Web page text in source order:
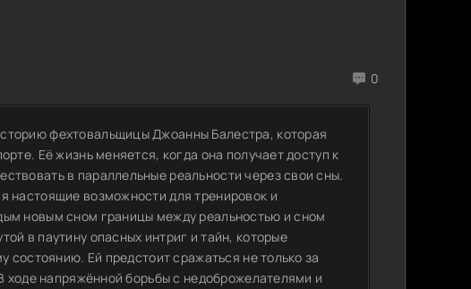
0
фехтовальщицы Джоанны Балестра, которая
Её жизнь меняется, когда она получает доступ к
в параллельные реальности через свои сны.
настоящие возможности для тренировок и
новым сном границы между реальностью и сном
в паутину опасных интриг и тайн, которые
состоянию. Ей предстоит сражаться не только за
ходе напряжённой борьбы с недоброжелателями и